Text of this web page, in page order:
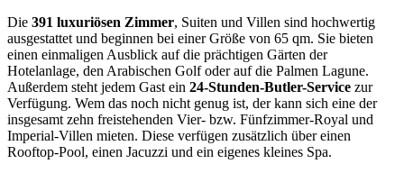
Die 391 luxuriösen Zimmer, Suiten und Villen sind hochwertig
ausgestattet und beginnen bei einer Größe von 65 qm. Sie bieten
einen einmaligen Ausblick auf die prächtigen Gärten der
Hotelanlage, den Arabischen Golf oder auf die Palmen Lagune.
Außerdem steht jedem Gast ein 24-Stunden-Butler-Service zur
Verfügung. Wem das noch nicht genug ist, der kann sich eine der
insgesamt zehn freistehenden Vier- bzw. Fünfzimmer-Royal und
Imperial-Villen mieten. Diese verfügen zusätzlich über einen
Rooftop-Pool, einen Jacuzzi und ein eigenes kleines Spa.